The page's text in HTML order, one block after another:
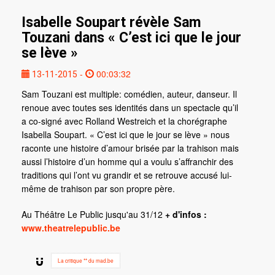
Isabelle Soupart révèle Sam
Touzani dans « C’est ici que le jour
se lève »
13-11-2015 -
00:03:32
Sam Touzani est multiple: comédien, auteur, danseur. Il
renoue avec toutes ses identités dans un spectacle qu’il
a co-signé avec Rolland Westreich et la chorégraphe
Isabella Soupart. « C’est ici que le jour se lève » nous
raconte une histoire d’amour brisée par la trahison mais
aussi l’histoire d’un homme qui a voulu s’affranchir des
traditions qui l’ont vu grandir et se retrouve accusé lui-
même de trahison par son propre père.
Au Théâtre Le Public jusqu'au 31/12 + d'infos :
www.theatrelepublic.be
La critique ** du mad.be